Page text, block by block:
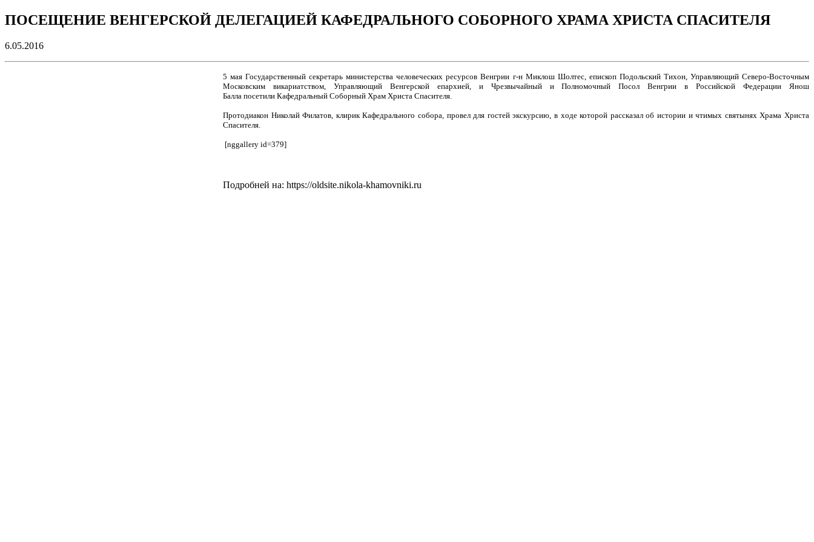
ПОСЕЩЕНИЕ ВЕНГЕРСКОЙ ДЕЛЕГАЦИЕЙ КАФЕДРАЛЬНОГО CОБОРНОГО ХРАМА ХРИСТА СПАСИТЕЛЯ
6.05.2016
5 мая Государственный секретарь министерства человеческих ресурсов Венгрии г-н Миклош Шолтес, епископ Подольский Тихон, Управляющий Северо-Восточным
Московским викариатством, Управляющий Венгерской епархией, и Чрезвычайный и Полномочный Посол Венгрии в Российской Федерации Янош
Балла посетили Кафедральный Соборный Храм Христа Спасителя.
Протодиакон Николай Филатов, клирик Кафедрального собора, провел для гостей экскурсию, в ходе которой рассказал об истории и чтимых святынях Храма Христа
Спасителя.
[nggallery id=379]
Подробней на: https://oldsite.nikola-khamovniki.ru